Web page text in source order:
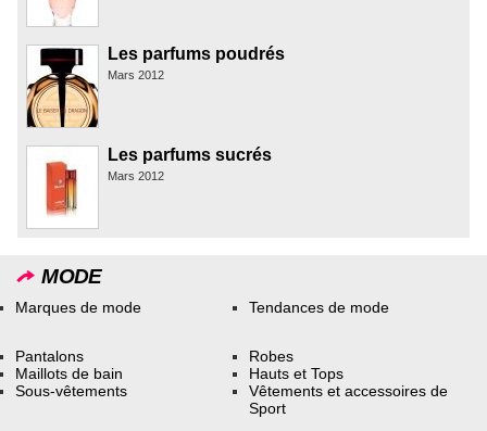
Les parfums poudrés
Mars 2012
Les parfums sucrés
Mars 2012
MODE
Marques de mode Tendances de mode
Pantalons
Maillots de bain
Sous-vêtements
Robes
Hauts et Tops
Vêtements et accessoires de
Sport